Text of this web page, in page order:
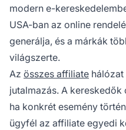
modern e-
USA-ban az online
generálja, és a márkák
világszerte.
Az összes affiliate
jutalmazás. A
ha konkrét esemény
ügyfél az affiliate egyedi